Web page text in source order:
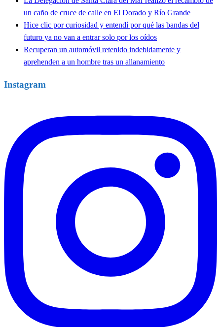
un caño de cruce de calle en El Dorado y Río Grande
Hice clic por curiosidad y entendí por qué las bandas del
futuro ya no van a entrar solo por los oídos
Recuperan un automóvil retenido indebidamente y
aprehenden a un hombre tras un allanamiento
Instagram